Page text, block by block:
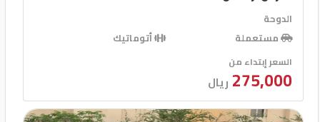
الدوحة
مستعملة
أتوماتيك
السعر إبتداء من
275,000 ريال